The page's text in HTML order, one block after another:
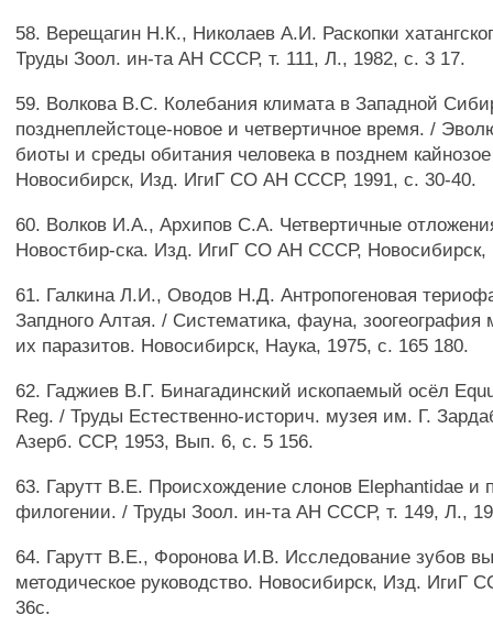
58. Верещагин Н.К., Николаев А.И. Раскопки
Труды Зоол. ин-та АН СССР, т. 111, Л., 1982, с. 3 17.
59. Волкова B.C. Колебания климата в Западной
позднеплейстоце-новое и четвертичное время. /
биоты и среды обитания человека в позднем
Новосибирск, Изд. ИгиГ СО АН СССР, 1991, с. 30-40.
60. Волков И.А., Архипов С.А. Четвертичные
Новостбир-ска. Изд. ИгиГ СО АН СССР, Новосибирск,
61. Галкина Л.И., Оводов Н.Д. Антропогеновая
Запдного Алтая. / Систематика, фауна,
их паразитов. Новосибирск, Наука, 1975, с. 165 180.
62. Гаджиев В.Г. Бинагадинский ископаемый осёл
Reg. / Труды Естественно-историч. музея им. Г.
Азерб. ССР, 1953, Вып. 6, с. 5 156.
63. Гарутт В.Е. Происхождение слонов Elephantidae и
филогении. / Труды Зоол. ин-та АН СССР, т. 149, Л.,
64. Гарутт В.Е., Форонова И.В. Исследование зубов
методическое руководство. Новосибирск, Изд. ИгиГ
36с.